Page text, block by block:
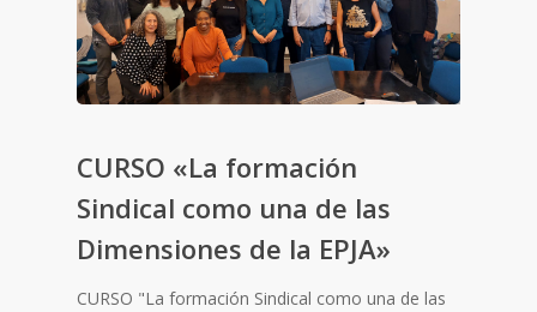
CURSO «La formación
Sindical como una de las
Dimensiones de la EPJA»
CURSO "La formación Sindical como una de las